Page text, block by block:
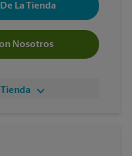
La Tienda
Nosotros